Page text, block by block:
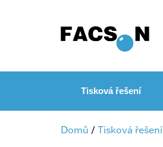
Tisková řešení
Domů /Tisková řešení